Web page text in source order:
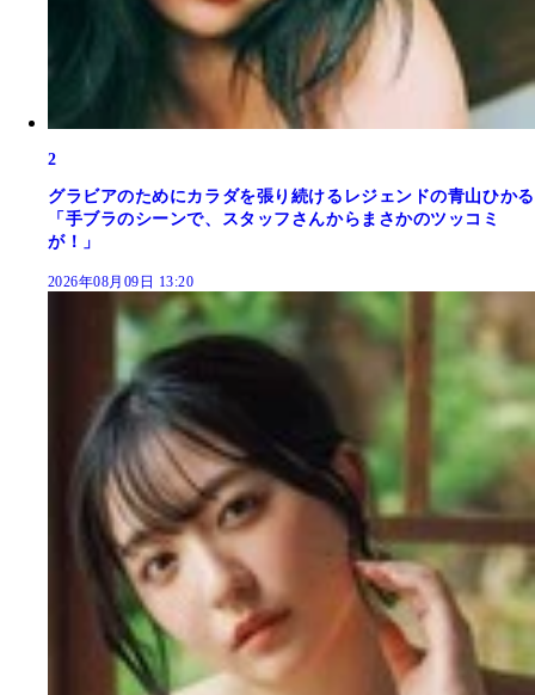
2
グラビアのためにカラダを張り続けるレジェンドの青山ひかる
「手ブラのシーンで、スタッフさんからまさかのツッコミ
が！」
2026年08月09日 13:20